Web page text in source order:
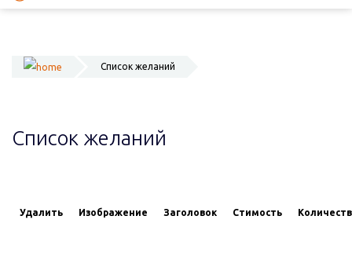
Список желаний
Список желаний
Удалить Изображение Заголовок Стимость